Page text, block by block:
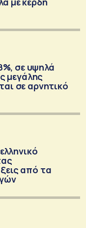
σε υψηλά
μεγάλης
σε αρνητικό
από τα